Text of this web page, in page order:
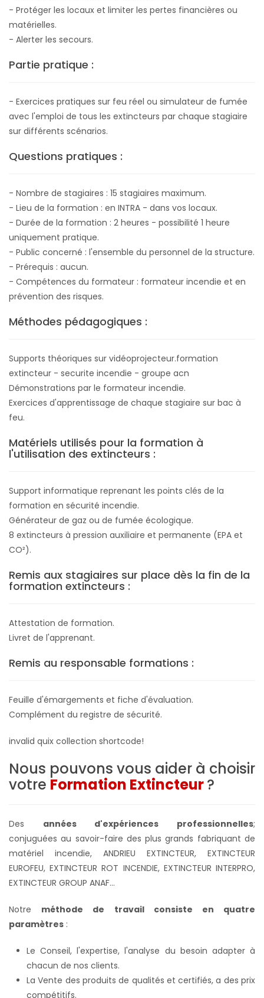
- Protéger les locaux et limiter les pertes financières ou
matérielles.
- Alerter les secours.
Partie pratique :
- Exercices pratiques sur feu réel ou simulateur de fumée
avec l'emploi de tous les extincteurs par chaque stagiaire
sur différents scénarios.
Questions pratiques :
- Nombre de stagiaires : 15 stagiaires maximum.
- Lieu de la formation : en INTRA - dans vos locaux.
- Durée de la formation : 2 heures - possibilité 1 heure
uniquement pratique.
- Public concerné : l'ensemble du personnel de la structure.
- Prérequis : aucun.
- Compétences du formateur : formateur incendie et en
prévention des risques.
Méthodes pédagogiques :
Supports théoriques sur vidéoprojecteur.formation
extincteur - securite incendie - groupe acn
Démonstrations par le formateur incendie.
Exercices d'apprentissage de chaque stagiaire sur bac à
feu.
Matériels utilisés pour la formation à
l'utilisation des extincteurs :
Support informatique reprenant les points clés de la
formation en sécurité incendie.
Générateur de gaz ou de fumée écologique.
8 extincteurs à pression auxiliaire et permanente (EPA et
CO²).
Remis aux stagiaires sur place dès la fin de la
formation extincteurs :
Attestation de formation.
Livret de l'apprenant.
Remis au responsable formations :
Feuille d'émargements et fiche d'évaluation.
Complément du registre de sécurité.
invalid quix collection shortcode!
Nous pouvons vous aider à choisir
votre Formation Extincteur?
Des années d'expériences professionnelles;
conjuguées au savoir-faire des plus grands fabriquant de
matériel incendie, ANDRIEU EXTINCTEUR, EXTINCTEUR
EUROFEU, EXTINCTEUR ROT INCENDIE, EXTINCTEUR INTERPRO,
EXTINCTEUR GROUP ANAF...
Notre méthode de travail consiste en quatre
paramètres :
Le Conseil, l'expertise, l'analyse du besoin adapter à
chacun de nos clients.
La Vente des produits de qualités et certifiés, a des prix
compétitifs.